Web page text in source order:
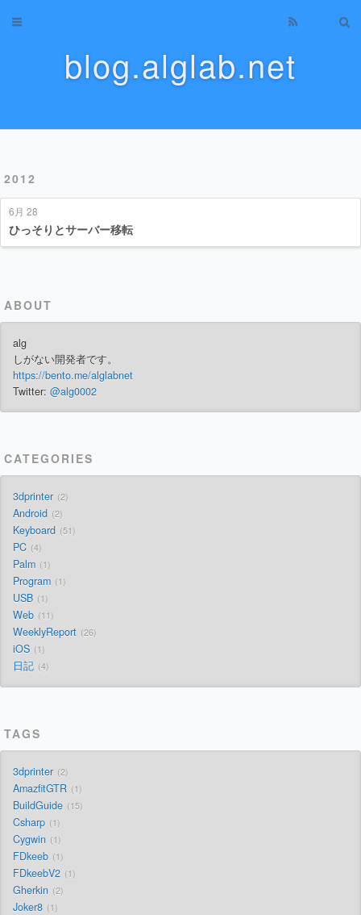
blog.alglab.net
2012
6月 28
ひっそりとサーバー移転
ABOUT
alg
しがない開発者です。
https://bento.me/alglabnet
Twitter: @alg0002
CATEGORIES
3dprinter 2
Android 2
Keyboard 51
PC 4
Palm 1
Program 1
USB 1
Web 11
WeeklyReport 26
iOS 1
日記 4
TAGS
3dprinter 2
AmazfitGTR 1
BuildGuide 15
Csharp 1
Cygwin 1
FDkeeb 1
FDkeebV2 1
Gherkin 2
Joker8 1
Home
Tags
Tag Cloud